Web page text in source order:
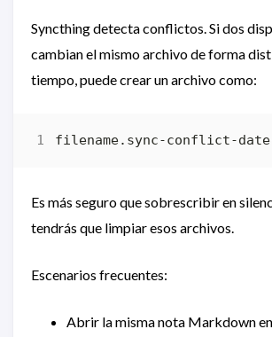
Syncthing detecta conflictos. Si dos
cambian el mismo archivo de forma
tiempo, puede crear un archivo como:
Es más seguro que sobrescribir en
tendrás que limpiar esos archivos.
Escenarios frecuentes:
Abrir la misma nota Markdown